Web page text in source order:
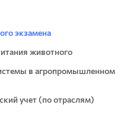
экзамена
животного
в агропромышленном
учет (по отраслям)